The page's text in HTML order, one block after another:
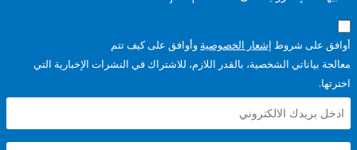
شروطإشعار الخصوصيةوأوافق على كيف تتم
الشخصية، بالقدر اللازم، للاشتراك في النشرات الإخبارية التي